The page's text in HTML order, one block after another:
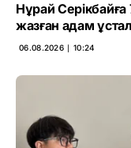
Нұрай
жазған адам
06.08.2026 ∣ 10:24